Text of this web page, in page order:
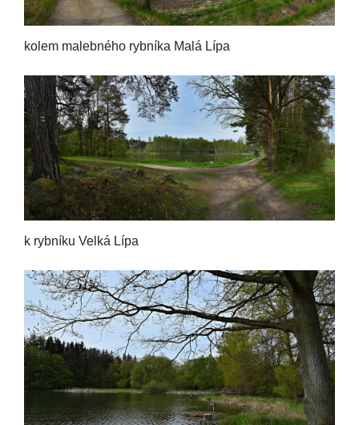
kolem malebného rybníka Malá Lípa
k rybníku Velká Lípa